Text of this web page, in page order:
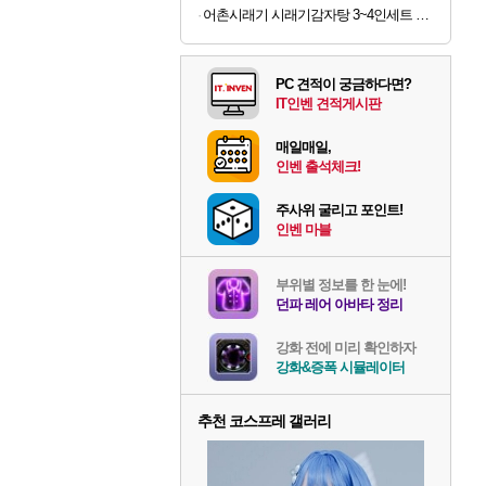
어촌시래기 시래기감자탕 3~4인세트 3.2kg내외 (라면사리 서비스)
PC 견적이 궁금하다면?
IT인벤 견적게시판
매일매일,
인벤 출석체크!
주사위 굴리고 포인트!
인벤 마블
부위별 정보를 한 눈에!
던파 레어 아바타 정리
강화 전에 미리 확인하자
강화&증폭 시뮬레이터
추천 코스프레 갤러리